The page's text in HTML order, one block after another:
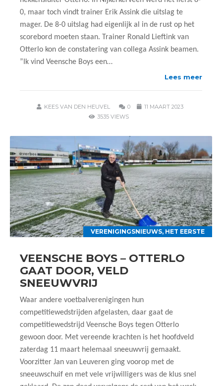
0, maar toch vindt trainer Erik Assink die uitslag te
mager. De 8-0 uitslag had eigenlijk al in de rust op het
scorebord moeten staan. Trainer Ronald Lieftink van
Otterlo kon de constatering van collega Assink beamen.
”Ik vind Veensche Boys een…
Lees meer
KEES VAN DEN HEUVEL 0
11 MAART 2023
3535 VIEWS
VERENIGINGSNIEUWS, HET EERSTE
VEENSCHE BOYS – OTTERLO
GAAT DOOR, VELD
SNEEUWVRIJ
Waar andere voetbalverenigingen hun
competitiewedstrijden afgelasten, daar gaat de
competitiewedstrijd Veensche Boys tegen Otterlo
gewoon door. Met vereende krachten is het hoofdveld
zaterdag 11 maart helemaal sneeuwvrij gemaakt.
Voorzitter Jan van Leuveren ging voorop met de
sneeuwschuif en met vele vrijwilligers was de klus snel